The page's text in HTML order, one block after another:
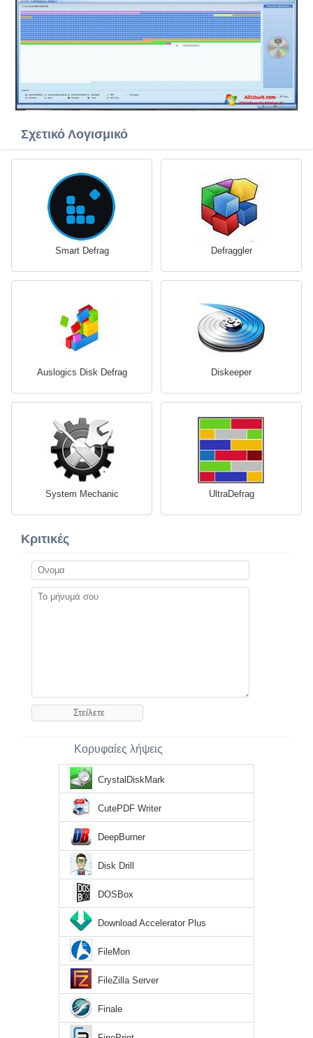
Σχετικό Λογισμικό
Smart Defrag Defraggler
Auslogics Disk Defrag Diskeeper
System Mechanic UltraDefrag
Κριτικές
Κορυφαίες λήψεις
CrystalDiskMark
CutePDF Writer
DeepBurner
Disk Drill
DOSBox
Download Accelerator Plus
FileMon
FileZilla Server
Finale